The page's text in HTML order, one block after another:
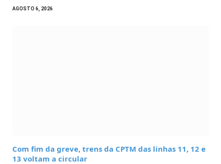
AGOSTO 6, 2026
Com fim da greve, trens da CPTM das linhas 11, 12 e
13 voltam a circular